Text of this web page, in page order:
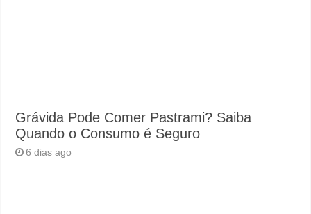
Grávida Pode Comer Pastrami? Saiba
Quando o Consumo é Seguro
6 dias ago